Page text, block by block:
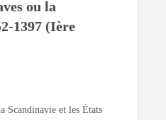
ou la
1397 (Ière
Scandinavie et les États